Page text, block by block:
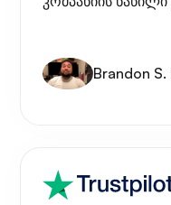
Brandon S.